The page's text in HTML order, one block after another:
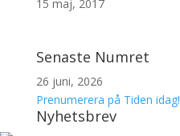
15 maj, 2017
Senaste Numret
26 juni, 2026
Prenumerera på Tiden idag!
Nyhetsbrev